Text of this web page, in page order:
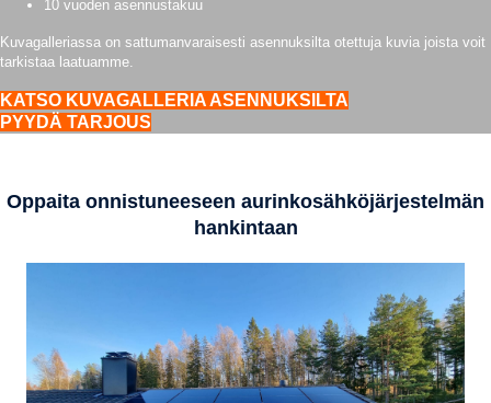
10 vuoden asennustakuu
Kuvagalleriassa on sattumanvaraisesti asennuksilta otettuja kuvia joista voit
tarkistaa laatuamme.
KATSO KUVAGALLERIA ASENNUKSILTA
PYYDÄ TARJOUS
Oppaita onnistuneeseen aurinkosähköjärjestelmän
hankintaan